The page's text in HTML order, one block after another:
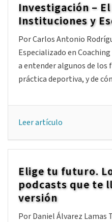
Investigación –
Instituciones y
Por Carlos Antonio
Especializado en
a entender algunos de los
práctica deportiva, y de
Leer artículo
Elige tu futuro.
podcasts que te
versión
Por Daniel Álvarez